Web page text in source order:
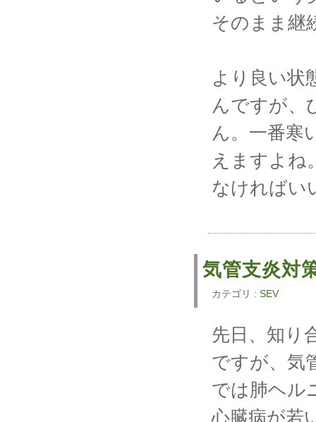
そのまま継
より良い状
んですが、
ん。一番寒
えますよね
なければい
気管支炎対
カテゴリ : SEV
先日、知り
ですが、気
では肺ヘル
心臓病が若